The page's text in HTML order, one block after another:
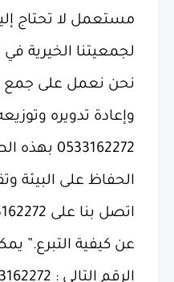
مستعمل لا تحتاج
نحن نعمل على جمع
وإعادة تدويره
الحفاظ على البيئة
عن كيفية التبرع.”